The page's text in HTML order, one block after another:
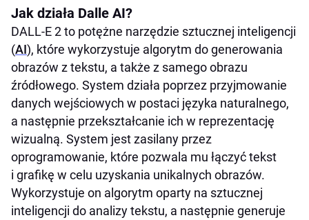
Jak działa Dalle AI?
DALL-E 2 to potężne narzędzie sztucznej inteligencji
(AI), które wykorzystuje algorytm do generowania
obrazów z tekstu, a także z samego obrazu
źródłowego. System działa poprzez przyjmowanie
danych wejściowych w postaci języka naturalnego,
a następnie przekształcanie ich w reprezentację
wizualną. System jest zasilany przez
oprogramowanie, które pozwala mu łączyć tekst
i grafikę w celu uzyskania unikalnych obrazów.
Wykorzystuje on algorytm oparty na sztucznej
inteligencji do analizy tekstu, a następnie generuje